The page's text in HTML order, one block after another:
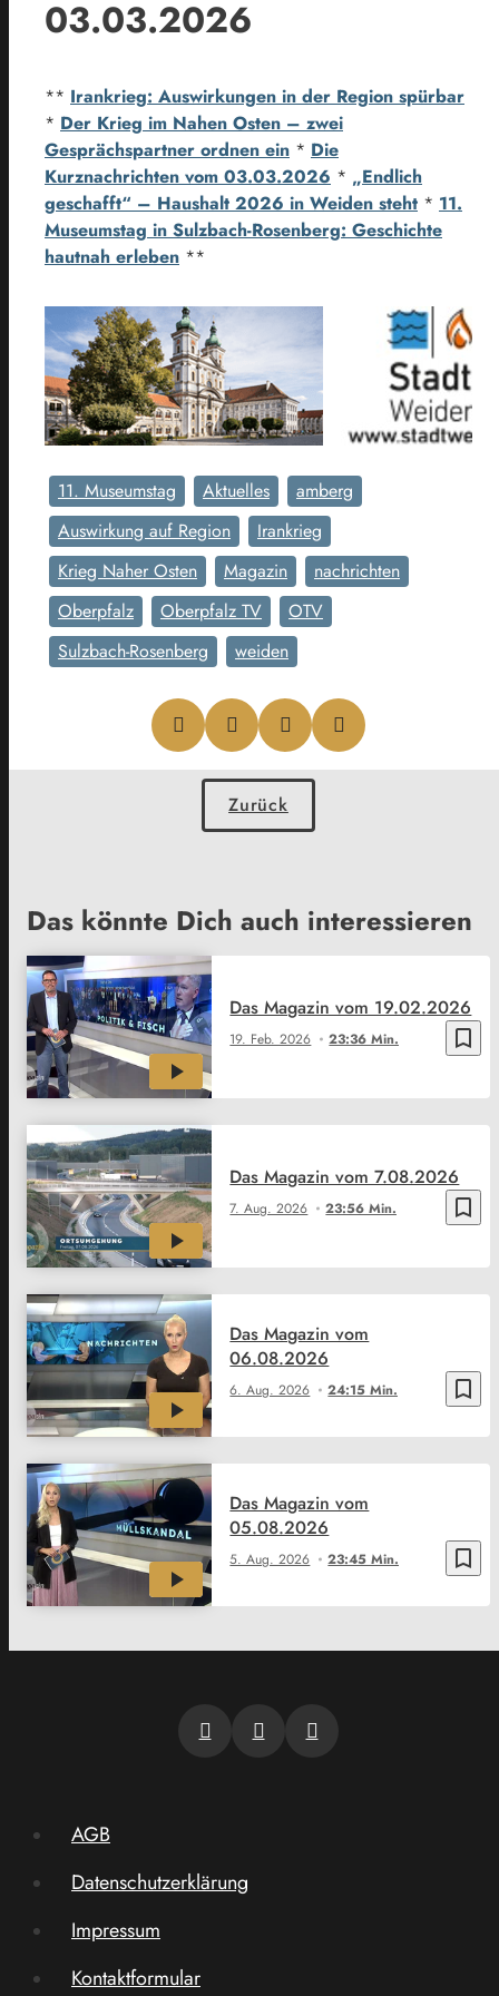
03.03.2026
** Irankrieg: Auswirkungen in der Region spürbar
* Der Krieg im Nahen Osten – zwei
Gesprächspartner ordnen ein * Die
Kurznachrichten vom 03.03.2026 * „Endlich
geschafft“ – Haushalt 2026 in Weiden steht * 11.
Museumstag in Sulzbach-Rosenberg: Geschichte
hautnah erleben **
11. Museumstag Aktuelles
amberg
Auswirkung auf Region
Irankrieg
Krieg Naher Osten
Magazin
nachrichten
Oberpfalz
Oberpfalz TV
OTV
Sulzbach-Rosenberg
weiden
Zurück
Das könnte Dich auch interessieren
bookmark_border
19. Feb. 2026 23:36 Min.
Das Magazin vom 19.02.2026
bookmark_border
7. Aug. 2026 23:56 Min.
Das Magazin vom 7.08.2026
bookmark_border
6. Aug. 2026 24:15 Min.
Das Magazin vom
06.08.2026
bookmark_border
5. Aug. 2026 23:45 Min.
Das Magazin vom
05.08.2026
AGB
Datenschutzerklärung
Impressum
Kontaktformular